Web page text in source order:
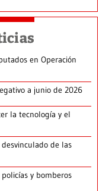
en Operación
a junio de 2026
la tecnología y el
de las
y bomberos